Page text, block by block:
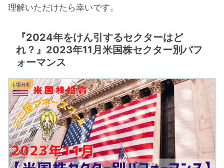
理解いただけたら幸いです。
『2024年をけん引するセクターはど
れ？』2023年11月米国株セクター別パフ
ォーマンス
市場分析